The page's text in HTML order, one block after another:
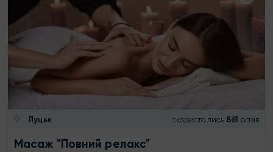
Луцьк скористались 861 разів
Масаж "Повний релакс"